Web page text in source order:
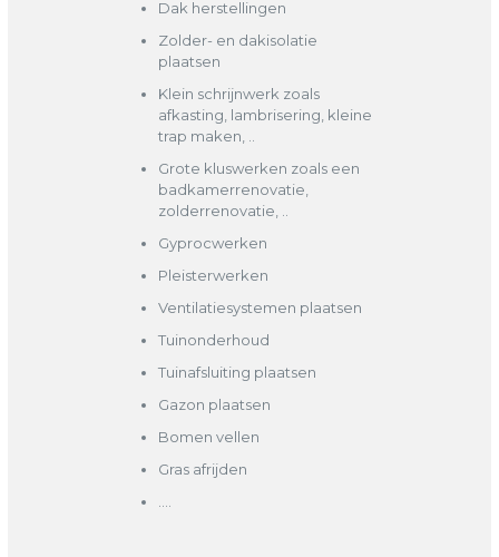
Dak herstellingen
Zolder- en dakisolatie
plaatsen
Klein schrijnwerk zoals
afkasting, lambrisering, kleine
trap maken, ..
Grote kluswerken zoals een
badkamerrenovatie,
zolderrenovatie, ..
Gyprocwerken
Pleisterwerken
Ventilatiesystemen plaatsen
Tuinonderhoud
Tuinafsluiting plaatsen
Gazon plaatsen
Bomen vellen
Gras afrijden